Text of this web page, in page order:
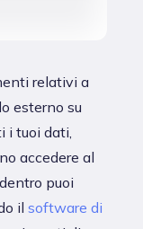
relativi a
esterno su
i tuoi dati,
accedere al
puoi
il software di